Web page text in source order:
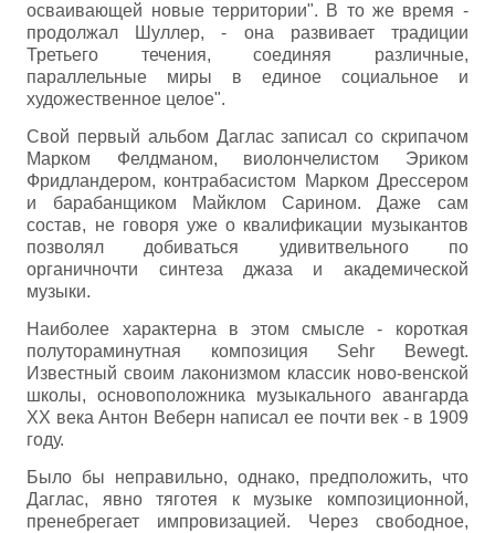
осваивающей новые территории". В то же время -
продолжал Шуллер, - она развивает традиции
Третьего течения, соединяя различные,
параллельные миры в единое социальное и
художественное целое".
Свой первый альбом Даглас записал со скрипачом
Марком Фелдманом, виолончелистом Эриком
Фридландером, контрабасистом Марком Дрессером
и барабанщиком Майклом Сарином. Даже сам
состав, не говоря уже о квалификации музыкантов
позволял добиваться удивитвельного по
органичночти синтеза джаза и академической
музыки.
Наиболее характерна в этом смысле - короткая
полутораминутная композиция Sehr Bewegt.
Известный своим лаконизмом классик ново-венской
школы, основоположника музыкального авангарда
XX века Антон Веберн написал ее почти век - в 1909
году.
Было бы неправильно, однако, предположить, что
Даглас, явно тяготея к музыке композиционной,
пренебрегает импровизацией. Через свободное,